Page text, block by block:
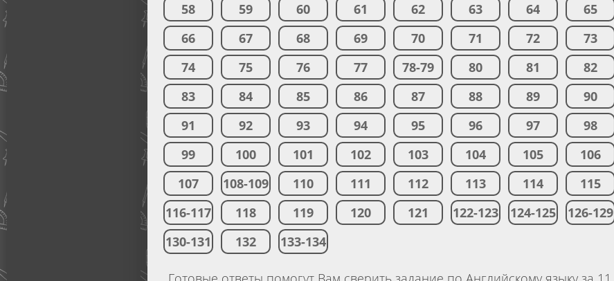
58
59 60 61 62 63 64
65
66
67 68 69 70 71 72
73
74
75 76 77 78-79 80 81
82
83
84 85 86 87 88 89
90
91
92 93 94 95 96 97
98
99
100 101 102 103 104 105
106
107
108-109 110 111 112 113 114
115
116-117
118 119 120 121 122-123 124-125
126-129
130-131
132 133-134